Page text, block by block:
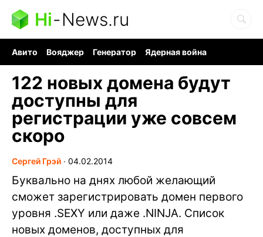
Hi-News.ru
Авито Вояджер Генератор
Ядерная война
122 новых домена будут
доступны для
регистрации уже совсем
скоро
Сергей Грэй ∙ 04.02.2014
Буквально на днях любой желающий
сможет зарегистрировать домен первого
уровня .SEXY или даже .NINJA. Список
новых доменов, доступных для